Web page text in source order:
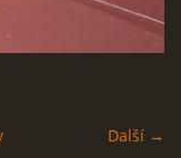
KOMISE
Další →